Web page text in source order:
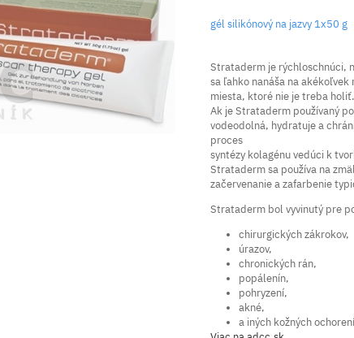
gél silikónový na jazvy 1x50 g
Strataderm je rýchloschnúci,
sa ľahko nanáša na
miesta, ktoré nie je treba holiť.
Ak je Strataderm používaný
vodeodolná, hydratuje a
proces
syntézy kolagénu vedúci k
Strataderm sa používa na
začervenanie a zafarbenie
Strataderm bol vyvinutý pre
chirurgických zákrokov,
úrazov,
chronických rán,
popálenín,
pohryzení,
akné,
a iných kožných